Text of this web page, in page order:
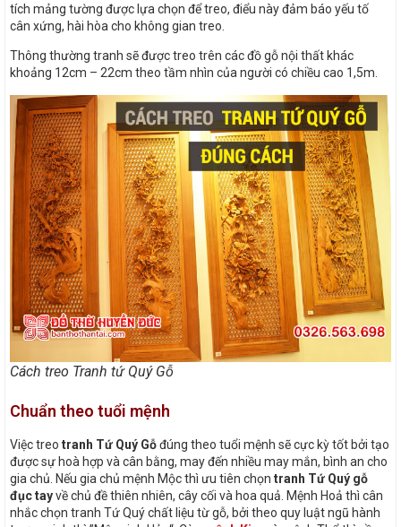
tích mảng tường được lựa chọn để treo, điểu này đảm báo yếu tố
cân xứng, hài hòa cho không gian treo.
Thông thường tranh sẽ được treo trên các đồ gỗ nội thất khác
khoảng 12cm – 22cm theo tầm nhìn của người có chiều cao 1,5m.
Cách treo Tranh tứ Quý Gỗ
Chuẩn theo tuổi mệnh
Việc treo tranh Tứ Quý Gỗđúng theo tuổi mệnh sẽ cực kỳ tốt bởi tạo
được sự hoà hợp và cân bằng, may đến nhiều may mắn, bình an cho
gia chủ. Nếu gia chủ mệnh Mộc thì ưu tiên chọn tranh Tứ Quý gỗ
đục tayvề chủ đề thiên nhiên, cây cối và hoa quả. Mệnh Hoả thì cân
nhắc chọn tranh Tứ Quý chất liệu từ gỗ, bởi theo quy luật ngũ hành